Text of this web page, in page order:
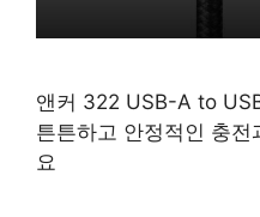
앤커 322 USB-A to
튼튼하고 안정적인 충
요